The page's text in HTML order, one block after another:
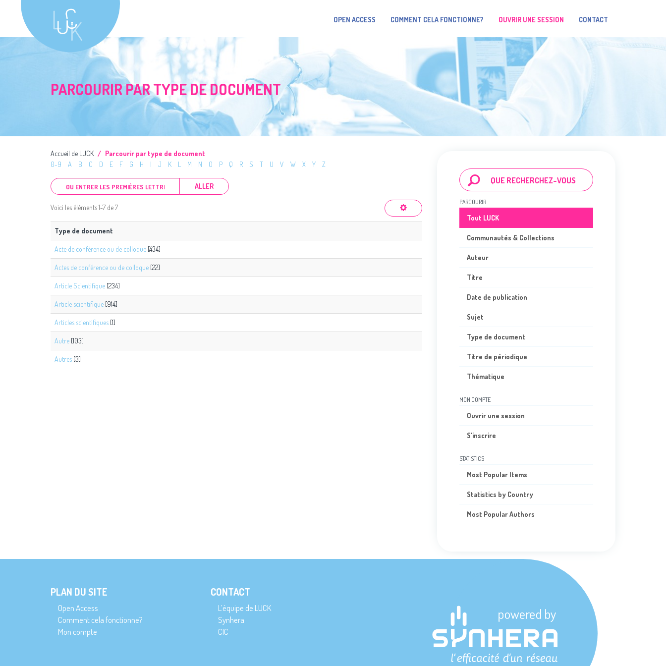
OPEN ACCESS COMMENT CELA FONCTIONNE? OUVRIR UNE SESSION CONTACT
PARCOURIR PAR TYPE DE DOCUMENT
Accueil de LUCK
Parcourir par type de document
0-9
A B C D E F G H I J K L M N O P Q R S T U V W X Y Z
ALLER
Voici les éléments 1-7 de 7
Type de document
Acte de conférence ou de colloque [434]
Actes de conférence ou de colloque [22]
Article Scientifique [234]
Article scientifique [914]
Articles scientifiques [1]
Autre [103]
Autres [3]
PARCOURIR
Tout LUCK
Communautés & Collections
Auteur
Titre
Date de publication
Sujet
Type de document
Titre de périodique
Thématique
MON COMPTE
Ouvrir une session
S'inscrire
STATISTICS
Most Popular Items
Statistics by Country
Most Popular Authors
PLAN DU SITE
Open Access
Comment cela fonctionne?
Mon compte
CONTACT
L’équipe de LUCK
Synhera
CIC